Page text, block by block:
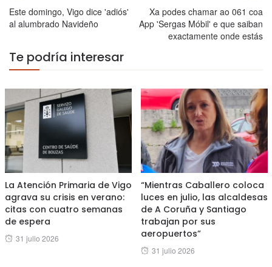
Este domingo, Vigo dice 'adiós'
al alumbrado Navideño
Xa podes chamar ao 061 coa
App 'Sergas Móbil' e que saiban
exactamente onde estás
Te podría interesar
La Atención Primaria de Vigo
agrava su crisis en verano:
citas con cuatro semanas
de espera
Posted
31 julio 2026
“Mientras Caballero coloca
luces en julio, las alcaldesas
de A Coruña y Santiago
trabajan por sus
aeropuertos”
Posted
31 julio 2026